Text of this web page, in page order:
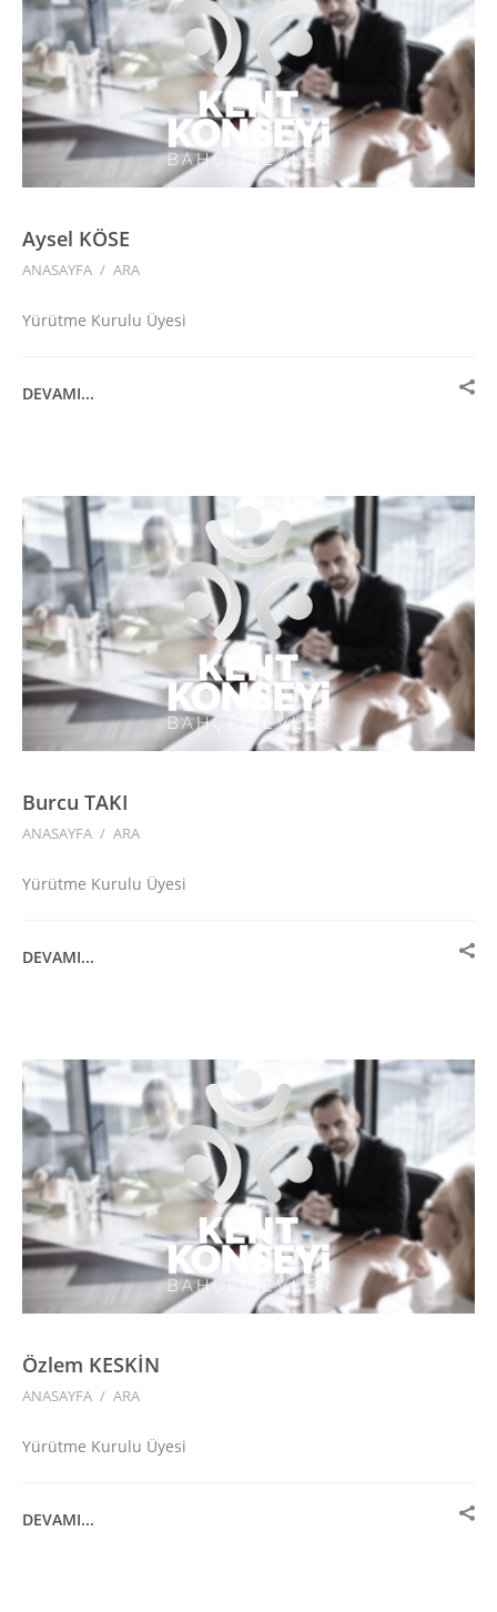
Aysel KÖSE
ANASAYFA / ARA
Yürütme Kurulu Üyesi
DEVAMI...
Burcu TAKI
ANASAYFA / ARA
Yürütme Kurulu Üyesi
DEVAMI...
Özlem KESKİN
ANASAYFA / ARA
Yürütme Kurulu Üyesi
DEVAMI...